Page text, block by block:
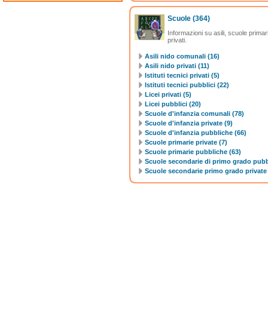
Scuole (364)
Informazioni su asili, scuole
privati.
Asili nido comunali (16)
Asili nido privati (11)
Istituti tecnici privati (5)
Istituti tecnici pubblici (22)
Licei privati (5)
Licei pubblici (20)
Scuole d'infanzia comunali (78)
Scuole d'infanzia private (9)
Scuole d'infanzia pubbliche (66)
Scuole primarie private (7)
Scuole primarie pubbliche (63)
Scuole secondarie di primo grado
Scuole secondarie primo grado private